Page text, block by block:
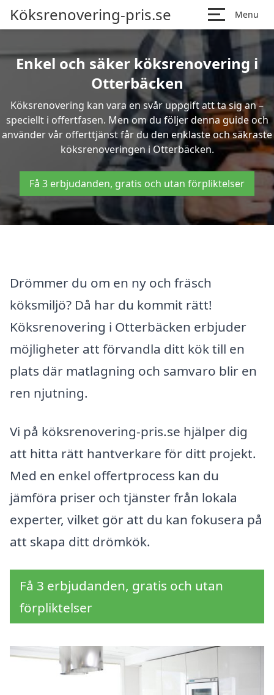
Köksrenovering-pris.se Menu
Enkel och säker köksrenovering i
Otterbäcken
Köksrenovering kan vara en svår uppgift att ta sig an –
speciellt i offertfasen. Men om du följer denna guide och
använder vår offerttjänst får du den enklaste och säkraste
köksrenoveringen i Otterbäcken.
Få 3 erbjudanden, gratis och utan förpliktelser
Drömmer du om en ny och fräsch
köksmiljö? Då har du kommit rätt!
Köksrenovering i Otterbäcken erbjuder
möjligheter att förvandla ditt kök till en
plats där matlagning och samvaro blir en
ren njutning.
Vi på köksrenovering-pris.se hjälper dig
att hitta rätt hantverkare för ditt projekt.
Med en enkel offertprocess kan du
jämföra priser och tjänster från lokala
experter, vilket gör att du kan fokusera på
att skapa ditt drömkök.
Få 3 erbjudanden, gratis och utan
förpliktelser